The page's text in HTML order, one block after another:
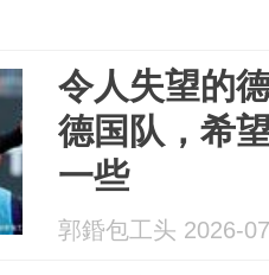
令人失望的
德国队，希
一些
郭錉包工头 2026-